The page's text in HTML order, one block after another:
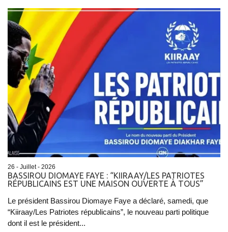
26 - Juillet - 2026
BASSIROU DIOMAYE FAYE : “KIIRAAY/LES PATRIOTES
RÉPUBLICAINS EST UNE MAISON OUVERTE À TOUS”
Le président Bassirou Diomaye Faye a déclaré, samedi, que
“Kiiraay/Les Patriotes républicains”, le nouveau parti politique
dont il est le président...